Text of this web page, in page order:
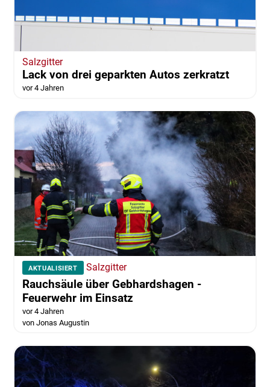
Salzgitter
Lack von drei geparkten Autos zerkratzt
vor 4 Jahren
AKTUALISIERT Salzgitter
Rauchsäule über Gebhardshagen -
Feuerwehr im Einsatz
vor 4 Jahren
von Jonas Augustin